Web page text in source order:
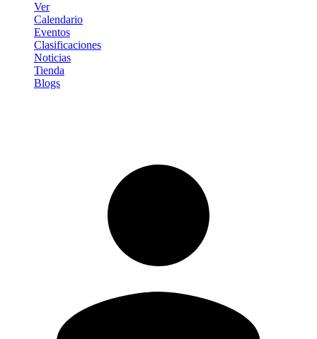
Ver
Calendario
Eventos
Clasificaciones
Noticias
Tienda
Blogs